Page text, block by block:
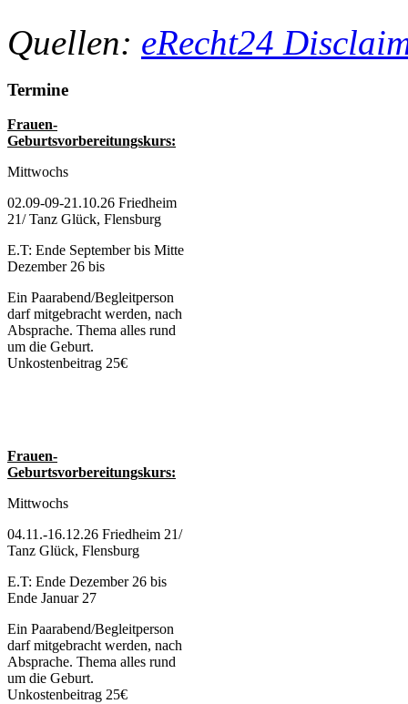
Quellen: eRecht24
Termine
Frauen-
Geburtsvorbereitungskurs:
Mittwochs
02.09-09-21.10.26 Friedheim
21/ Tanz Glück, Flensburg
E.T: Ende September bis Mitte
Dezember 26 bis
Ein Paarabend/Begleitperson
darf mitgebracht werden, nach
Absprache. Thema alles rund
um die Geburt.
Unkostenbeitrag 25€
Frauen-
Geburtsvorbereitungskurs:
Mittwochs
04.11.-16.12.26 Friedheim 21/
Tanz Glück, Flensburg
E.T: Ende Dezember 26 bis
Ende Januar 27
Ein Paarabend/Begleitperson
darf mitgebracht werden, nach
Absprache. Thema alles rund
um die Geburt.
Unkostenbeitrag 25€